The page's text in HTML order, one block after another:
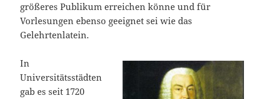
größeres Publikum erreichen könne und für
Vorlesungen ebenso geeignet sei wie das
Gelehrtenlatein.
In
Universitätsstädten
gab es seit 1720